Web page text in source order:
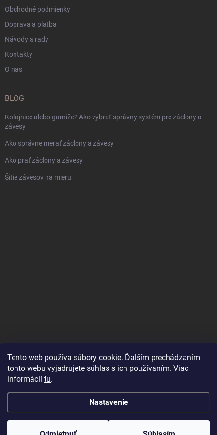
Tento web používa súbory cookie. Ďalším prechádzaním
tohto webu vyjadrujete súhlas s ich používaním. Viac
informácií tu.
Nastavenie
Obchodné podmienky
Doprava a platba
Návody a rady
Kontakty
O nás
BLOG
Koľajnice alebo garniže? Ako vybrať správny systém pre záclony a
závesy
Ako správne merať záclony a závesy
Ako prať záclony a závesy
Šitie závesov na mieru
Created by Gaelta